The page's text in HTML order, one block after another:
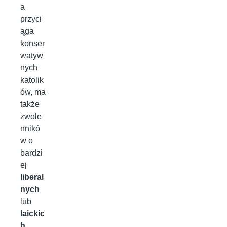
a
przyci
ąga
konser
watyw
nych
katolik
ów, ma
także
zwole
nnikó
w o
bardzi
ej
liberal
nych
lub
laickic